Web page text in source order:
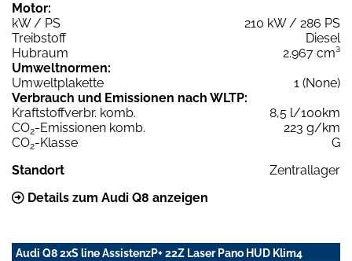
Motor:
kW / PS
210 kW / 286 PS
Treibstoff
Diesel
Hubraum
2.967 cm³
Umweltnormen:
Umweltplakette
1 (None)
Verbrauch und Emissionen nach WLTP:
Kraftstoffverbr. komb.
8,5 l/100km
CO2-Emissionen komb.
223 g/km
CO2-Klasse
G
Standort
Zentrallager
Details zum Audi Q8 anzeigen
Audi Q8 2xS line AssistenzP+ 22Z Laser Pano HUD Klim4